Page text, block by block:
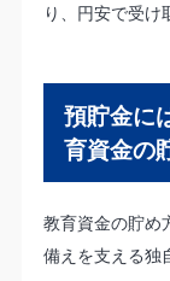
り、円安で受け
預貯金に
育資金の
教育資金の貯め
備えを支える独